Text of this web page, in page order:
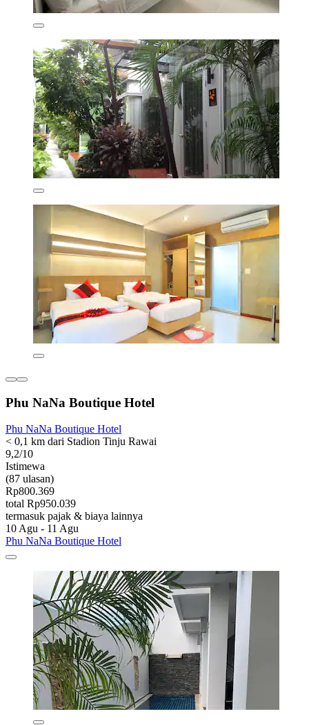
Phu NaNa Boutique Hotel
Phu NaNa Boutique Hotel
< 0,1 km dari Stadion Tinju Rawai
9,2/10
Istimewa
(87 ulasan)
Rp800.369
total Rp950.039
termasuk pajak & biaya lainnya
10 Agu - 11 Agu
Phu NaNa Boutique Hotel